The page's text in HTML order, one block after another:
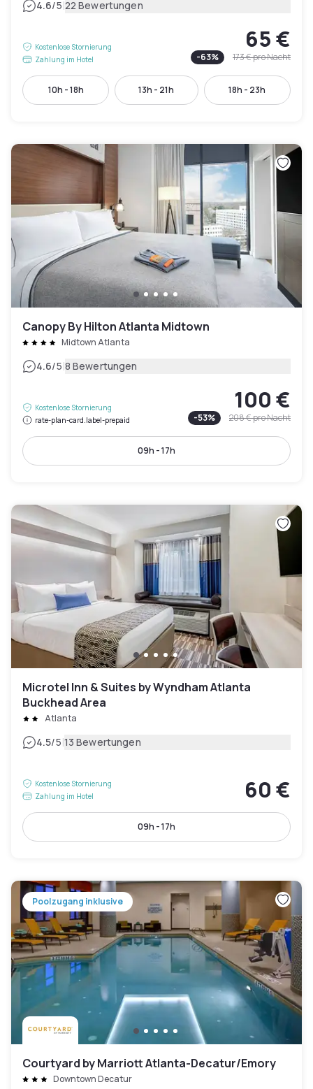
4.6/5|22 Bewertungen
Kostenlose Stornierung
Zahlung im Hotel
65 €
-63% 173 €pro Nacht
10h - 18h 13h - 21h 18h - 23h
Canopy By Hilton Atlanta Midtown
Midtown Atlanta
4.6/5|8 Bewertungen
Kostenlose Stornierung
rate-plan-card.label-prepaid
100 €
-53% 208 €pro Nacht
09h - 17h
Microtel Inn & Suites by Wyndham Atlanta
Buckhead Area
Atlanta
4.5/5|13 Bewertungen
Kostenlose Stornierung
Zahlung im Hotel
60 €
09h - 17h
Poolzugang inklusive
Courtyard by Marriott Atlanta-Decatur/Emory
Downtown Decatur